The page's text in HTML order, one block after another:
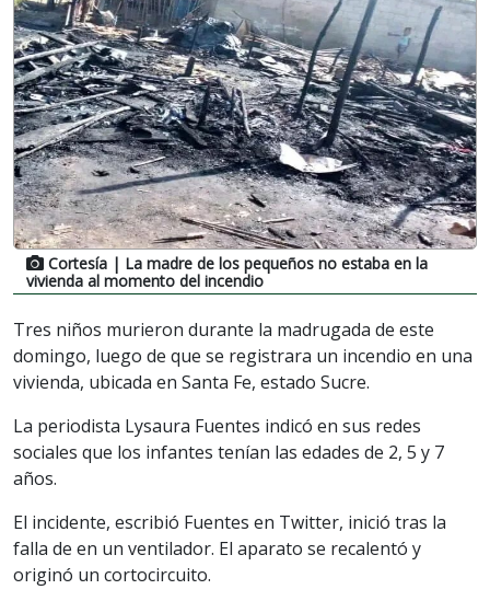
Cortesía | La madre de los pequeños no estaba en la
vivienda al momento del incendio
Tres niños murieron durante la madrugada de este
domingo, luego de que se registrara un incendio en una
vivienda, ubicada en Santa Fe, estado Sucre.
La periodista Lysaura Fuentes indicó en sus redes
sociales que los infantes tenían las edades de 2, 5 y 7
años.
El incidente, escribió Fuentes en Twitter, inició tras la
falla de en un ventilador. El aparato se recalentó y
originó un cortocircuito.